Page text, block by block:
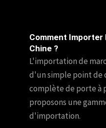
Comment Importer
Chine ?
L'importation de
d'un simple point de
complète de porte à
proposons une
d'importation.